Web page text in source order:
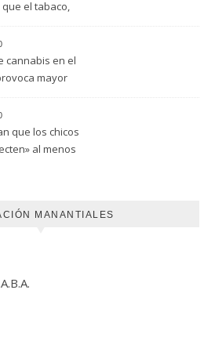
el tabaco,
Ottawa
cannabis en el
mayor
que los chicos
al menos
MANANTIALES